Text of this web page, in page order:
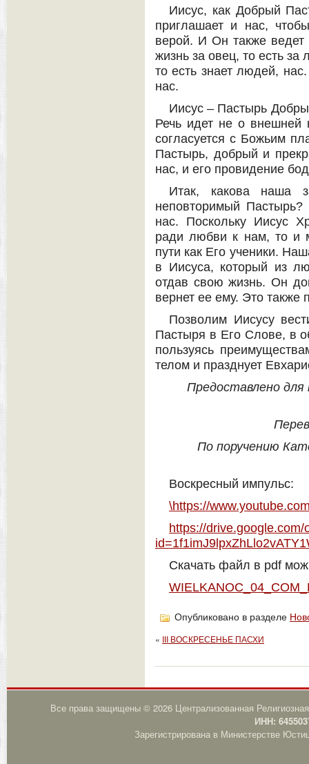
Иисус, как Добрый
приглашает и нас,
верой. И Он также
жизнь за овец, то есть
то есть знает людей,
нас.
Иисус – Пастырь
Речь идет не о внешней
согласуется с Божьим
Пастырь, добрый и
нас, и его провидение
Итак, какова наша
неповторимый
нас. Поскольку Иисус
ради любви к нам, то и
пути как Его ученики.
в Иисуса, который из
отдав свою жизнь. Он
вернет ее ему. Это также
Позволим Иисусу
Пастыря в Его Слове, в
пользуясь
телом и празднует
Предоставлено для
По поручению
Воскресный импульс:
\https://
https://drive.google.com/
Скачать файл в pdf
Опубликовано в разделе
« III ВОСКРЕСЕНЬЕ ПАСХИ
Все права защищены © 2026 Централизованная
ИНН:
Зарегистрирована в Министерстве